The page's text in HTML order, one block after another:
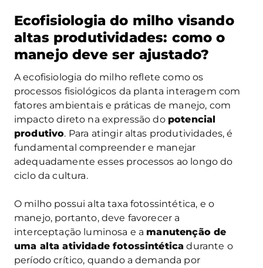
Ecofisiologia do milho visando
altas produtividades: como o
manejo deve ser ajustado?
A ecofisiologia do milho reflete como os
processos fisiológicos da planta interagem com
fatores ambientais e práticas de manejo, com
impacto direto na expressão do potencial
produtivo. Para atingir altas produtividades, é
fundamental compreender e manejar
adequadamente esses processos ao longo do
ciclo da cultura.
O milho possui alta taxa fotossintética, e o
manejo, portanto, deve favorecer a
interceptação luminosa e a manutenção de
uma alta atividade fotossintética durante o
período crítico, quando a demanda por